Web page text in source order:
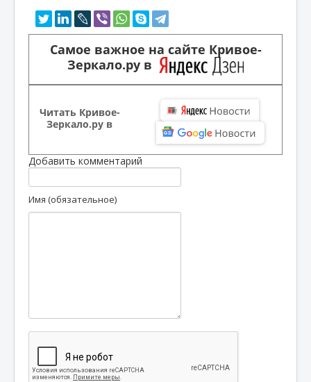
Самое важное на сайте Кривое-
Зеркало.ру в
Читать Кривое-
Зеркало.ру в
Добавить комментарий
Имя (обязательное)